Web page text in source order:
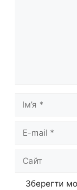
mail
Зберегти